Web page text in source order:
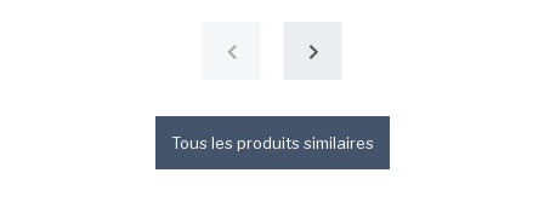
Tous les produits similaires